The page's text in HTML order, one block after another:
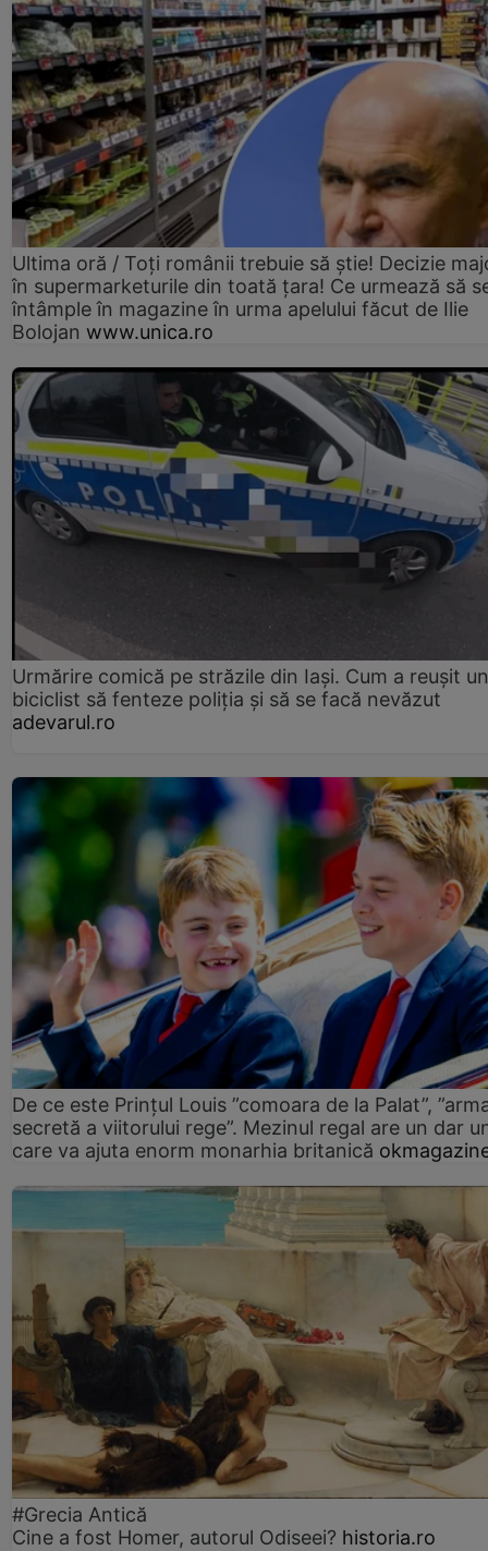
Ultima oră / Toți românii trebuie să știe! Decizie
în supermarketurile din toată țara! Ce urmează să
întâmple în magazine în urma apelului făcut de Ilie
Bolojan www.unica.ro
Urmărire comică pe străzile din Iași. Cum a reușit un
biciclist să fenteze poliția și să se facă nevăzut
adevarul.ro
De ce este Prințul Louis ”comoara de la Palat”,
secretă a viitorului rege”. Mezinul regal are un dar
care va ajuta enorm monarhia britanică
#Grecia Antică
Cine a fost Homer, autorul Odiseei? historia.ro